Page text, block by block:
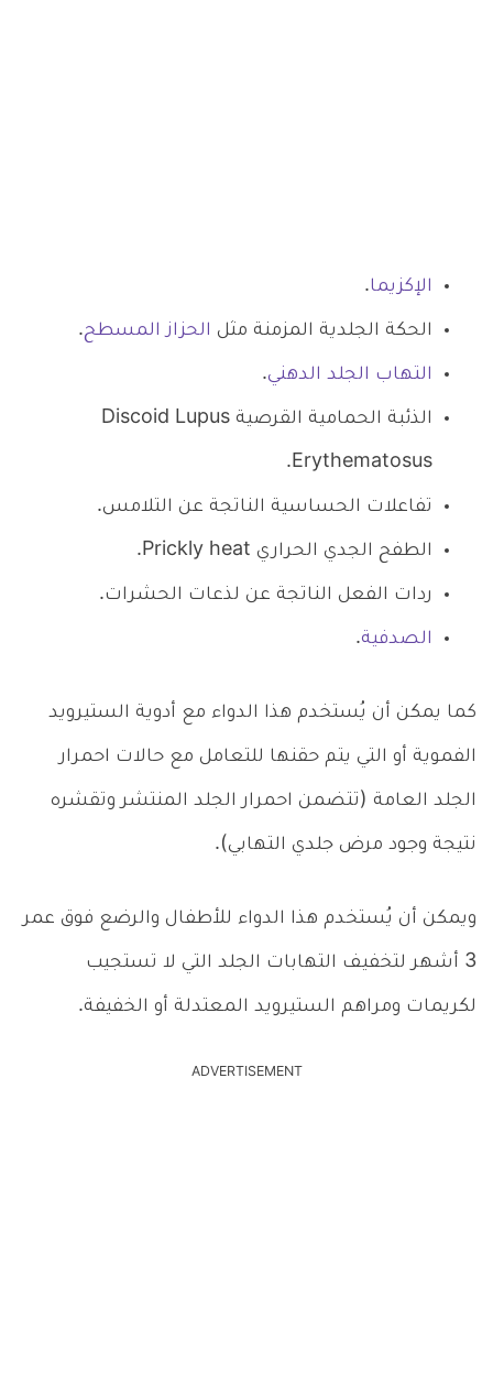
الإكزيما.
الحكة الجلدية المزمنة مثل الحزاز المسطح.
التهاب الجلد الدهني.
الذئبة الحمامية القرصية Discoid Lupus
Erythematosus.
تفاعلات الحساسية الناتجة عن التلامس.
الطفح الجدي الحراري Prickly heat.
ردات الفعل الناتجة عن لذعات الحشرات.
الصدفية.
كما يمكن أن يُستخدم هذا الدواء مع أدوية الستيرويد
الفموية أو التي يتم حقنها للتعامل مع حالات احمرار
الجلد العامة (تتضمن احمرار الجلد المنتشر وتقشره
نتيجة وجود مرض جلدي التهابي).
ويمكن أن يُستخدم هذا الدواء للأطفال والرضع فوق عمر
3 أشهر لتخفيف التهابات الجلد التي لا تستجيب
لكريمات ومراهم الستيرويد المعتدلة أو الخفيفة.
ADVERTISEMENT